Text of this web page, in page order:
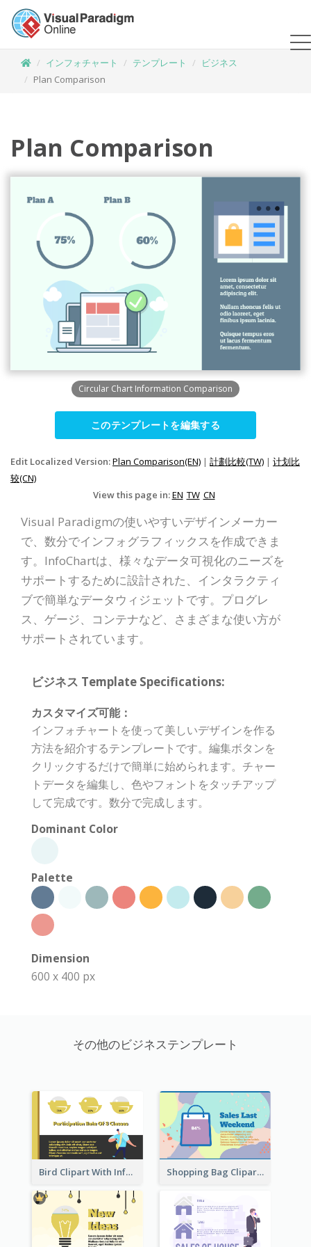
インフォチャート テンプレート
ビジネス
Plan Comparison
Plan Comparison
Circular Chart Information Comparison
このテンプレートを編集する
Edit Localized Version:Plan Comparison(EN) | 計劃比較(TW) | 计划比
较(CN)
View this page in:EN TW CN
Visual Paradigmの使いやすいデザインメーカー
で、数分でインフォグラフィックスを作成できま
す。InfoChartは、様々なデータ可視化のニーズを
サポートするために設計された、インタラクティ
ブで簡単なデータウィジェットです。プログレ
ス、ゲージ、コンテナなど、さまざまな使い方が
サポートされています。
ビジネス Template Specifications:
カスタマイズ可能：
インフォチャートを使って美しいデザインを作る
方法を紹介するテンプレートです。編集ボタンを
クリックするだけで簡単に始められます。チャー
トデータを編集し、色やフォントをタッチアップ
して完成です。数分で完成します。
Dominant Color
Palette
Dimension
600 x 400 px
その他のビジネステンプレート
Bird Clipart With Information Shopping Bag Clipart Showing Percentage